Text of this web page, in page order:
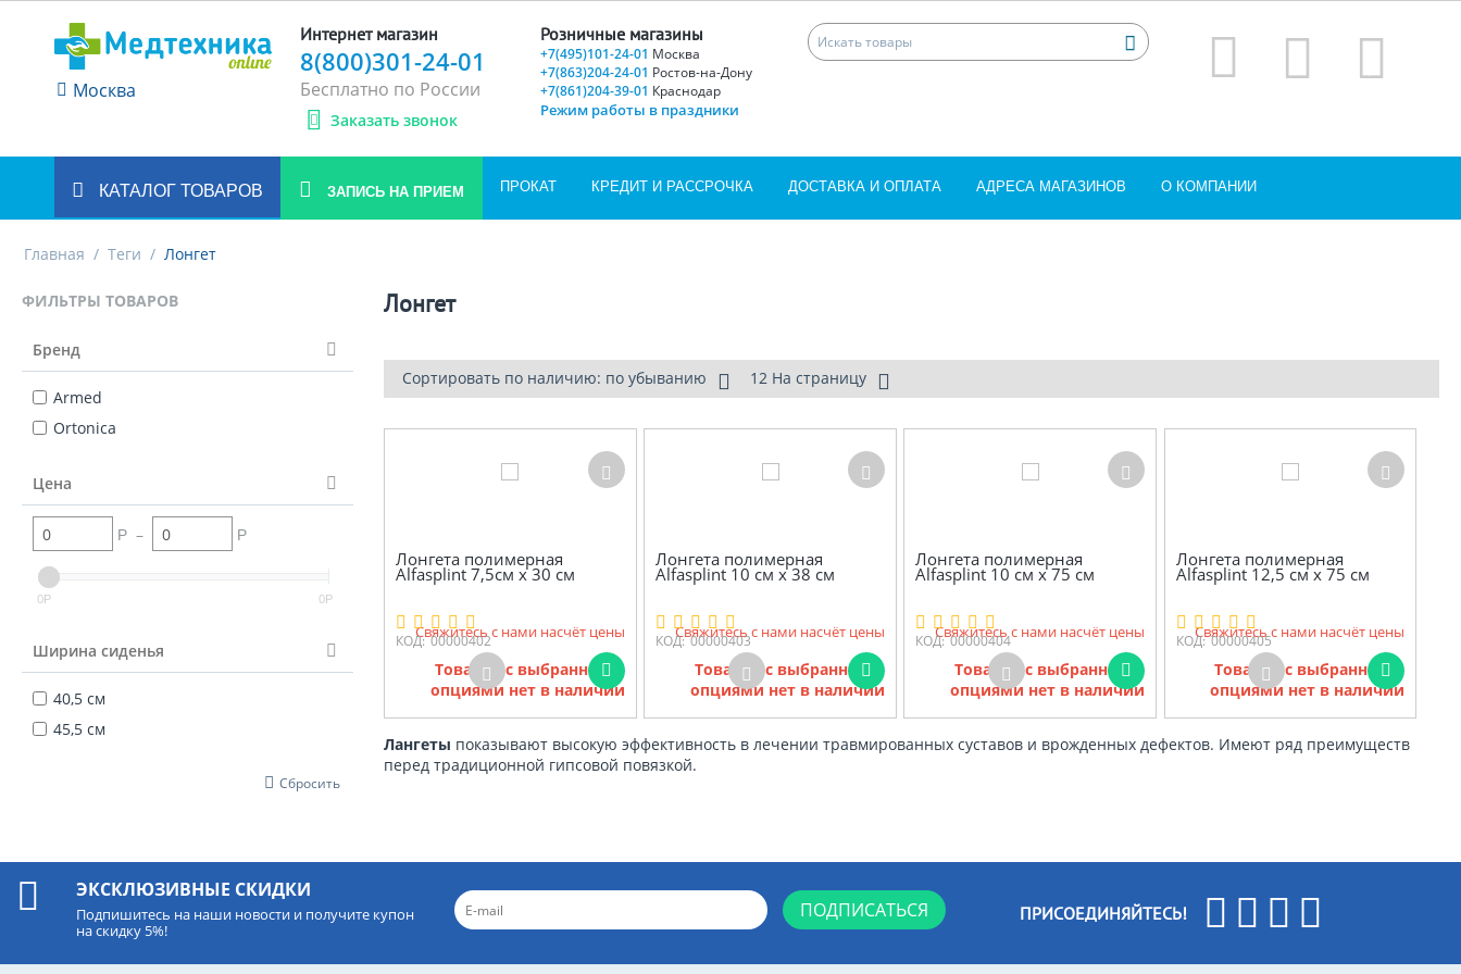
Москва
Интернет магазин
8(800)301-24-01
Бесплатно по России
Заказать звонок
Розничные магазины
+7(495)101-24-01 Москва
+7(863)204-24-01 Ростов-на-Дону
+7(861)204-39-01 Краснодар
Режим работы в праздники
КАТАЛОГ ТОВАРОВ ЗАПИСЬ НА ПРИЕМ ПРОКАТ КРЕДИТ И РАССРОЧКА ДОСТАВКА И ОПЛАТА АДРЕСА МАГАЗИНОВ О КОМПАНИИ
Главная / Теги / Лонгет
ФИЛЬТРЫ ТОВАРОВ
Бренд
Armed
Ortonica
Цена
Р – Р
0Р 0Р
Ширина сиденья
40,5 см
45,5 см
Сбросить
Лонгет
Сортировать по наличию: по убыванию 12 На страницу
Лонгета полимерная
Alfasplint 7,5см х 30 см
КОД: 00000402
Свяжитесь с нами насчёт цены
Товаров с выбранными
опциями нет в наличии
Лонгета полимерная
Alfasplint 10 см х 38 см
КОД: 00000403
Свяжитесь с нами насчёт цены
Товаров с выбранными
опциями нет в наличии
Лонгета полимерная
Alfasplint 10 см х 75 см
КОД: 00000404
Свяжитесь с нами насчёт цены
Товаров с выбранными
опциями нет в наличии
Лонгета полимерная
Alfasplint 12,5 см х 75 см
КОД: 00000405
Свяжитесь с нами насчёт цены
Товаров с выбранными
опциями нет в наличии
Лангеты показывают высокую эффективность в лечении травмированных суставов и врожденных дефектов. Имеют ряд преимуществ
перед традиционной гипсовой повязкой.
ЭКСКЛЮЗИВНЫЕ СКИДКИ
Подпишитесь на наши новости и получите купон
на скидку 5%!
ПОДПИСАТЬСЯ ПРИСОЕДИНЯЙТЕСЬ!